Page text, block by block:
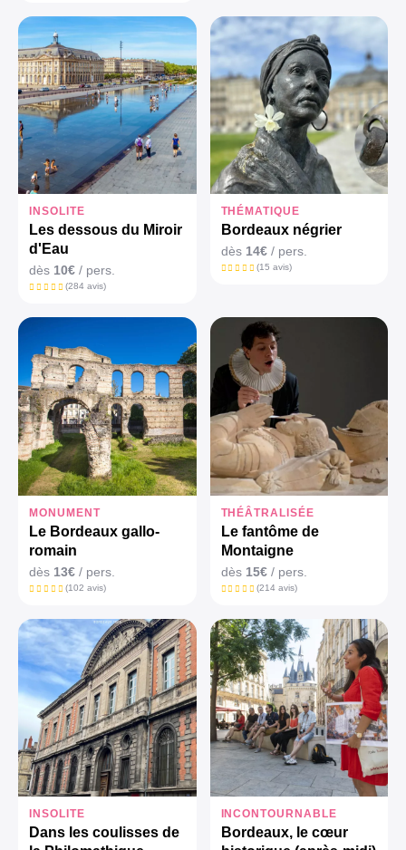
INSOLITE
Les dessous du Miroir
d'Eau
dès 10€ / pers.
(284 avis)
THÉMATIQUE
Bordeaux négrier
dès 14€/ pers.
(15 avis)
MONUMENT
Le Bordeaux gallo-
romain
dès 13€ / pers.
(102 avis)
THÉÂTRALISÉE
Le fantôme de
Montaigne
dès 15€/ pers.
(214 avis)
INSOLITE
Dans les coulisses de
INCONTOURNABLE
Bordeaux, le cœur